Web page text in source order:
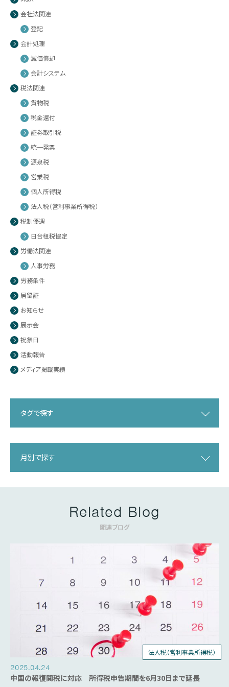
会社法関連
登記
会計処理
減価償却
会計システム
税法関連
貨物税
税金還付
証券取引税
統一発票
源泉税
営業税
個人所得税
法人税（営利事業所得税）
税制優遇
日台租税協定
労働法関連
人事労務
労務条件
居留証
お知らせ
展示会
祝祭日
活動報告
メディア掲載実績
タグで探す
月別で探す
Related Blog
関連ブログ
個人所得税
法人税（営利事業所得税）
2025.04.24
中国の報復関税に対応 所得税申告期間を6月30日まで延長